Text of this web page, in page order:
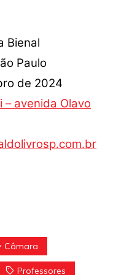
Bienal
Paulo
de 2024
avenida Olavo
Câmara
Professores